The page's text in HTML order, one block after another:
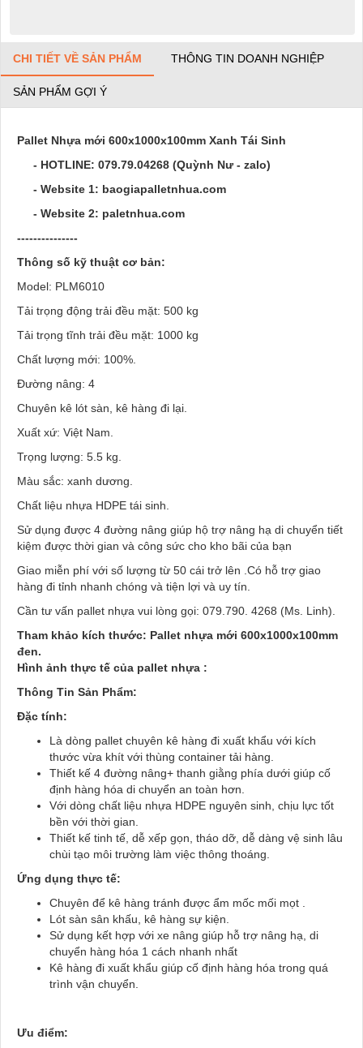
CHI TIẾT VỀ SẢN PHẨM THÔNG TIN DOANH NGHIỆP
SẢN PHẨM GỢI Ý
Pallet Nhựa mới 600x1000x100mm Xanh Tái Sinh
- HOTLINE: 079.79.04268 (Quỳnh Nư - zalo)
- Website 1: baogiapalletnhua.com
- Website 2: paletnhua.com
---------------
Thông số kỹ thuật cơ bản:
Model: PLM6010
Tải trọng động trải đều mặt: 500 kg
Tải trọng tĩnh trải đều mặt: 1000 kg
Chất lượng mới: 100%.
Đường nâng: 4
Chuyên kê lót sàn, kê hàng đi lại.
Xuất xứ: Việt Nam.
Trọng lượng: 5.5 kg.
Màu sắc: xanh dương.
Chất liệu nhựa HDPE tái sinh.
Sử dụng được 4 đường nâng giúp hộ trợ nâng hạ di chuyển tiết
kiệm được thời gian và công sức cho kho bãi của bạn
Giao miễn phí với số lượng từ 50 cái trở lên .Có hỗ trợ giao
hàng đi tỉnh nhanh chóng và tiện lợi và uy tín.
Cần tư vấn pallet nhựa vui lòng gọi: 079.790. 4268 (Ms. Linh).
Tham khảo kích thước: Pallet nhựa mới 600x1000x100mm
đen.
Hình ảnh thực tế của pallet nhựa :
Thông Tin Sản Phẩm:
Đặc tính:
Là dòng pallet chuyên kê hàng đi xuất khẩu với kích
thước vừa khít với thùng container tải hàng.
Thiết kế 4 đường nâng+ thanh giằng phía dưới giúp cố
định hàng hóa di chuyển an toàn hơn.
Với dòng chất liệu nhựa HDPE nguyên sinh, chịu lực tốt
bền với thời gian.
Thiết kế tinh tế, dễ xếp gọn, tháo dỡ, dễ dàng vệ sinh lâu
chùi tạo môi trường làm việc thông thoáng.
Ứng dụng thực tế:
Chuyên để kê hàng tránh được ẩm mốc mối mọt .
Lót sàn sân khấu, kê hàng sự kiện.
Sử dụng kết hợp với xe nâng giúp hỗ trợ nâng hạ, di
chuyển hàng hóa 1 cách nhanh nhất
Kê hàng đi xuất khẩu giúp cố định hàng hóa trong quá
trình vận chuyển.
Ưu điểm: